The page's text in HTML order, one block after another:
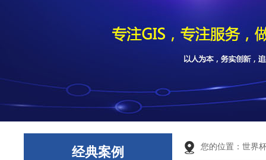
经典案例 您的位置： 世界